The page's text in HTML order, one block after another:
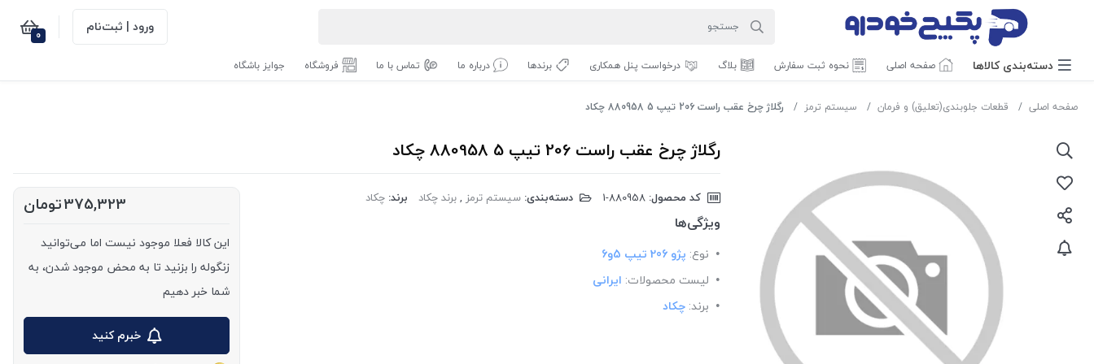
ورود | ثبت‌نام 0
دسته‌بندی‌ کالاها صفحه اصلی نحوه ثبت سفارش بلاگ درخواست پنل همکاری برندها درباره ما تماس با ما فروشگاه جوایز باشگاه
صفحه اصلی قطعات جلوبندی(تعلیق) و فرمان سیستم ترمز رگلاژ چرخ عقب راست 206 تیپ 5 880958 چکاد
رگلاژ چرخ عقب راست 206 تیپ 5 880958 چکاد
کد محصول: دسته‌بندی: سیستم ترمز ,برند چکاد برند: چکاد
ویژگی‌ها
نوع: پژو 206 تیپ 5و6
لیست محصولات: ایرانی
برند: چکاد
375,323تومان
این کالا فعلا موجود نیست اما می‌توانید
زنگوله را بزنید تا به محض موجود شدن، به
شما خبر دهیم
خبرم کنید